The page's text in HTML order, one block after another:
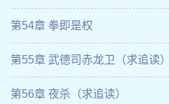
第54章 拳即是权
第55章 武德司赤龙卫（求追读）
第56章 夜杀（求追读）